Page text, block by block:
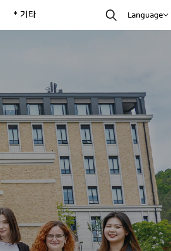
* 기타 Language